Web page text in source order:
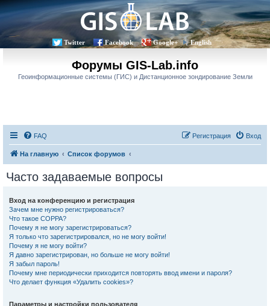
Twitter Facebook Google+ English
Форумы GIS-Lab.info
Геоинформационные системы (ГИС) и Дистанционное зондирование Земли
FAQ Вход
Регистрация
На главную Список форумов
Часто задаваемые вопросы
Вход на конференцию и регистрация
Зачем мне нужно регистрироваться?
Что такое COPPA?
Почему я не могу зарегистрироваться?
Я только что зарегистрировался, но не могу войти!
Почему я не могу войти?
Я давно зарегистрирован, но больше не могу войти!
Я забыл пароль!
Почему мне периодически приходится повторять ввод имени и пароля?
Что делает функция «Удалить cookies»?
Параметры и настройки пользователя